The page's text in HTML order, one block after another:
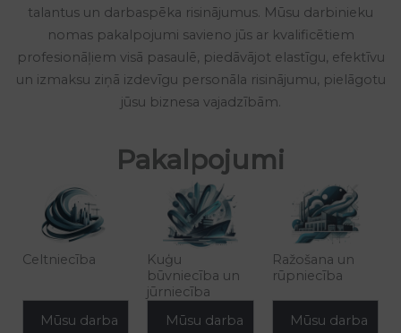
talantus un darbaspēka risinājumus. Mūsu darbinieku
nomas pakalpojumi savieno jūs ar kvalificētiem
profesionāļiem visā pasaulē, piedāvājot elastīgu, efektīvu
un izmaksu ziņā izdevīgu personāla risinājumu, pielāgotu
jūsu biznesa vajadzībām.
Pakalpojumi
Celtniecība
Mūsu darba
Kuģu
būvniecība un
jūrniecība
Mūsu darba
Ražošana un
rūpniecība
Mūsu darba